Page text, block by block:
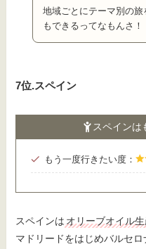
地域ごとにテーマ別の旅
もできるってなもんさ！
7位.スペイン
スペインは
もう一度行きたい度：
スペインは オリーブオイル
マドリードをはじめバルセ